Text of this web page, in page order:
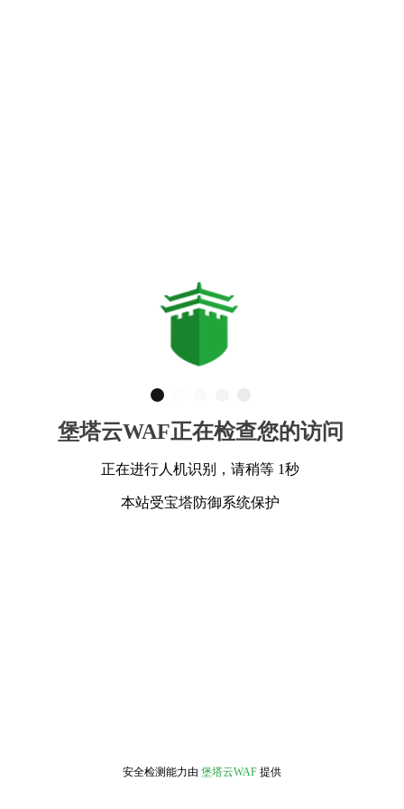
堡塔云WAF正在检查您的访问
正在进行人机识别，请稍等 1秒
本站受宝塔防御系统保护
安全检测能力由 堡塔云WAF 提供